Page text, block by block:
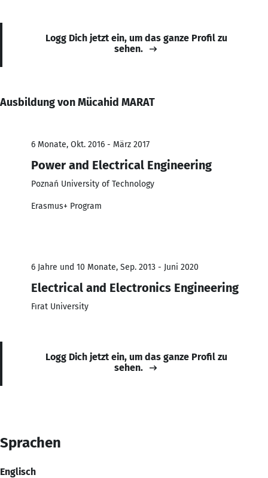
Logg Dich jetzt ein, um das ganze Profil zu
sehen.
Ausbildung von Mücahid MARAT
6 Monate, Okt. 2016 - März 2017
Power and Electrical Engineering
Poznań University of Technology
Erasmus+ Program
6 Jahre und 10 Monate, Sep. 2013 - Juni 2020
Electrical and Electronics Engineering
Fırat University
Logg Dich jetzt ein, um das ganze Profil zu
sehen.
Sprachen
Englisch